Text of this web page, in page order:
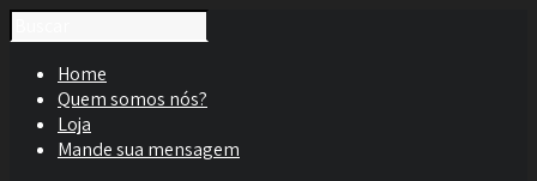
Home
Quem somos nós?
Loja
Mande sua mensagem